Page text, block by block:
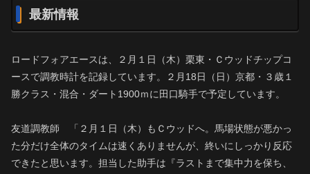
最新情報
ロードフォアエースは、２月１日（木）栗東・Ｃウッドチップコ
ースで調教時計を記録しています。２月18日（日）京都・３歳１
勝クラス・混合・ダート1900ｍに田口騎手で予定しています。
友道調教師 「２月１日（木）もＣウッドへ。馬場状態が悪かっ
た分だけ全体のタイムは速くありませんが、終いにしっかり反応
できたと思います。担当した助手は『ラストまで集中力を保ち、